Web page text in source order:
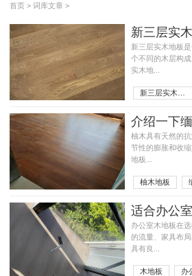
首页 >词库文章 >
新三层实
新三层实木地板
个不同的木层构
实木地...
介绍一下
柚木具有天然的
节性的膨胀和收
地板...
柚木地板
适合办公
办公室木地板在
的流量、家具布
具有良...
木地板 办